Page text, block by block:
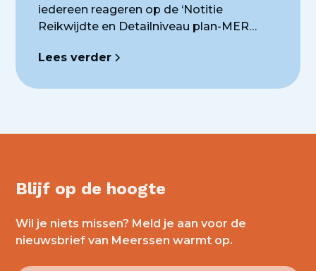
iedereen reageren op de ‘Notitie
Reikwijdte en Detailniveau plan-MER
Notitie is de eerste stap om te komen tot
Lees verder
Blijf op de hoogte
Wil je niets missen? Meld je aan voor de
nieuwsbrief van Meerssen warmt op.